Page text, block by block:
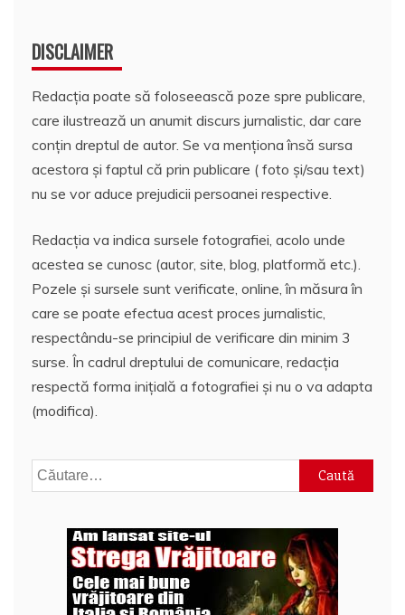
DISCLAIMER
Redacția poate să foloseească poze spre publicare,
care ilustrează un anumit discurs jurnalistic, dar care
conțin dreptul de autor. Se va menționa însă sursa
acestora și faptul că prin publicare ( foto și/sau text)
nu se vor aduce prejudicii persoanei respective.
Redacția va indica sursele fotografiei, acolo unde
acestea se cunosc (autor, site, blog, platformă etc.).
Pozele și sursele sunt verificate, online, în măsura în
care se poate efectua acest proces jurnalistic,
respectându-se principiul de verificare din minim 3
surse. În cadrul dreptului de comunicare, redacția
respectă forma inițială a fotografiei și nu o va adapta
(modifica).
Caută
după: